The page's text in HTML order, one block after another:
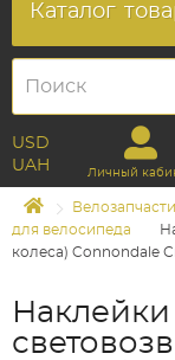
Каталог
USD
UAH
Личный
Велозапчасти
для велосипеда
колеса) Connondale